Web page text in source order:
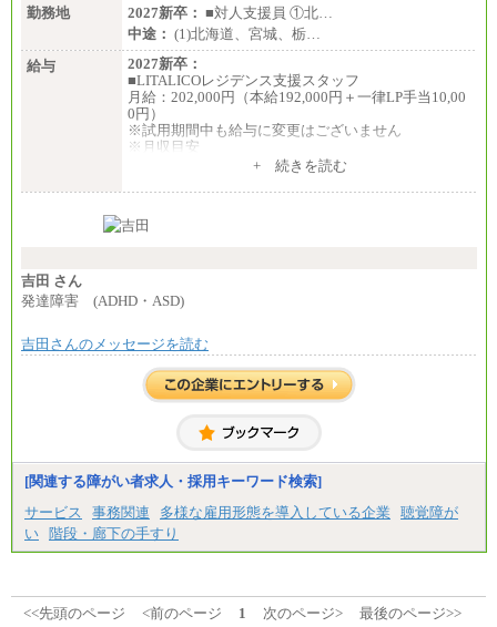
■(株)JTBパブリッシング ※2027年新卒募集終了
総合職 月給241,000円
中途：
①月給227,000円以上
②月給212,000円以上
③月給172,500円以上
④月給23万円～37万円
⑤月給20万円～25万円
⑥月給33万円～48万円
⑦月給271,000円以上
⑧～⑮月給200,000円〜月給400,000円
⑯月給185,000円以上
⑱月給212,000円以上
㉑月給185,000 円以上
㉒月給185,000 円以上
※全コース共通※ 能力・経験・勤務地などにより
異なります
※試用期間中も給与に変更はございません。
勤務地
2027新卒： ■対人支援員 ①北…
中途： (1)北海道、宮城、栃…
給与
2027新卒：
■LITALICOレジデンス支援スタッフ
月給：202,000円（本給192,000円＋一律LP手当10,00
0円）
※試用期間中も給与に変更はございません
※月収目安
夜勤回数により変動
条件あり）
■その他職種共通
月給：25万3,400円～
※20時間を超過した場合は別途支給
中途：
(1)(2)月給：25万3400円～28万5900円
※20時間を超過した場合は別途支給
※試用期間中も給与に変更はございません
+ 続きを読む
吉田 さん
発達障害 (ADHD・ASD)
吉田さんのメッセージを読む
[関連する障がい者求人・採用キーワード検索]
サービス
事務関連 多様な雇用形態を導入している企業
聴覚障が
い 階段・廊下の手すり
<<先頭のページ <前のページ 1 次のページ> 最後のページ>>